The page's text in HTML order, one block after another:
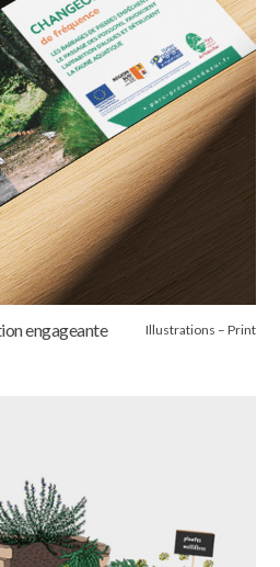
engageante Illustrations – Print